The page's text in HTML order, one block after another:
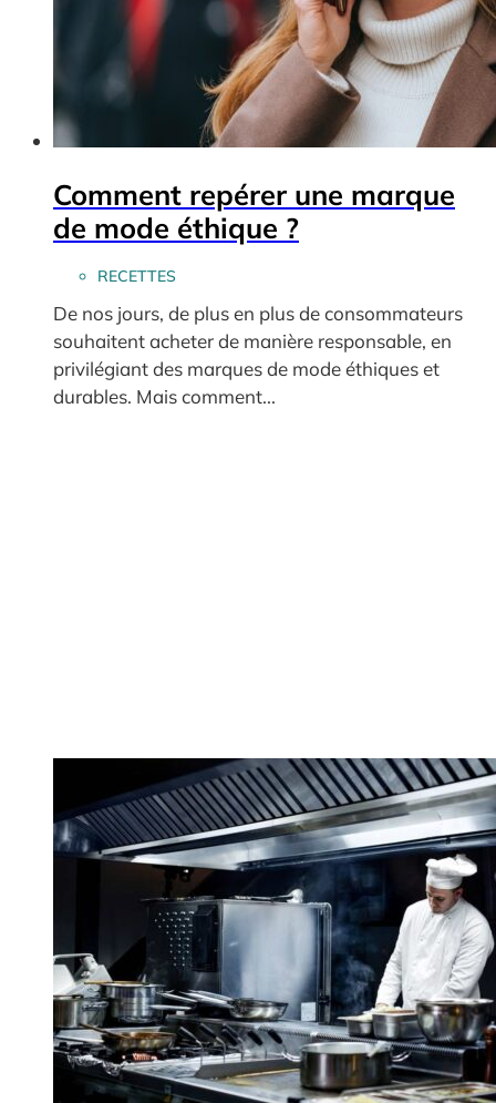
Comment repérer une marque
de mode éthique ?
RECETTES
De nos jours, de plus en plus de consommateurs
souhaitent acheter de manière responsable, en
privilégiant des marques de mode éthiques et
durables. Mais comment...